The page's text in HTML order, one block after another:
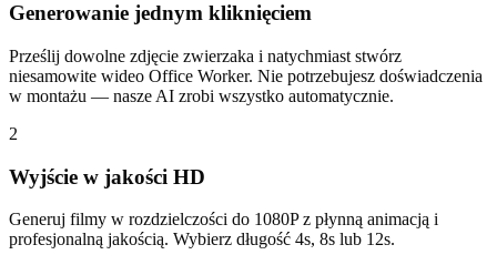
Generowanie jednym kliknięciem
Prześlij dowolne zdjęcie zwierzaka i natychmiast stwórz
niesamowite wideo Office Worker. Nie potrzebujesz doświadczenia
w montażu — nasze AI zrobi wszystko automatycznie.
2
Wyjście w jakości HD
Generuj filmy w rozdzielczości do 1080P z płynną animacją i
profesjonalną jakością. Wybierz długość 4s, 8s lub 12s.